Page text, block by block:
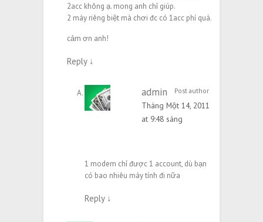
2acc không ạ. mong anh chỉ giúp.
2 máy riêng biệt mà chơi đc có 1acc phí quá.
cảm ơn anh!
Reply ↓
admin Post author
Tháng Một 14, 2011
at 9:48 sáng
1 modem chỉ được 1 account, dù bạn
có bao nhiêu máy tính đi nữa
Reply ↓